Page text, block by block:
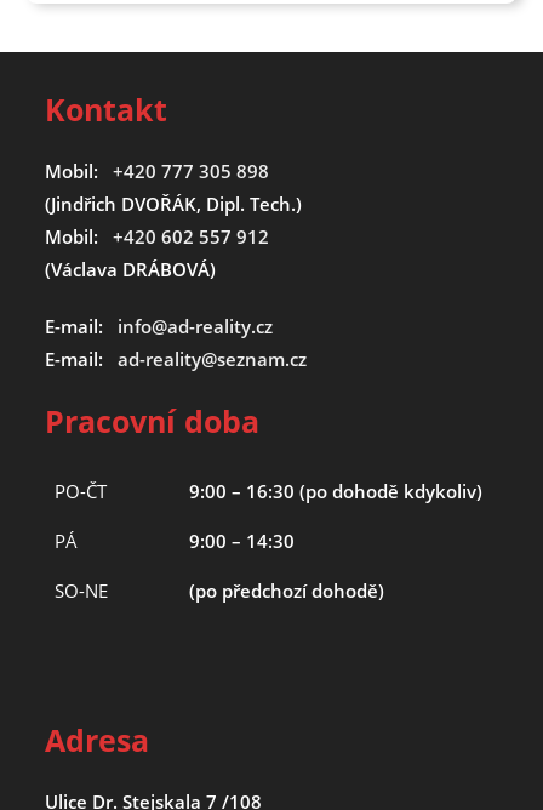
Kontakt
Mobil:+420 777 305 898
(Jindřich DVOŘÁK, Dipl. Tech.)
Mobil:+420 602 557 912
(Václava DRÁBOVÁ)
E-mail: info@ad-reality.cz
E-mail:ad-reality@seznam.cz
Pracovní doba
PO-ČT 9:00 – 16:30 (po dohodě kdykoliv)
PÁ 9:00 – 14:30
SO-NE (po předchozí dohodě)
Adresa
Ulice Dr. Stejskala 7 /108